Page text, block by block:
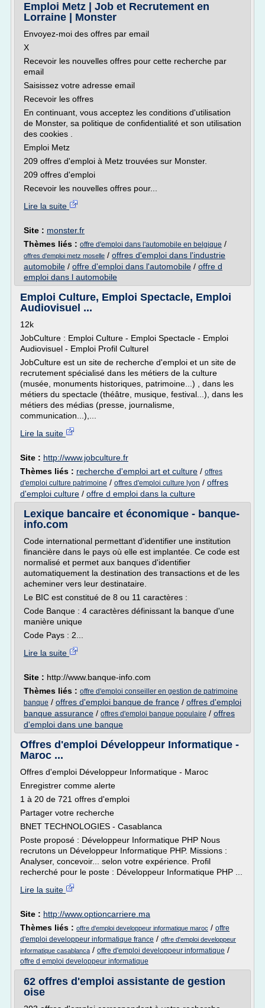
Emploi Metz | Job et Recrutement en
Lorraine | Monster
Envoyez-moi des offres par email
X
Recevoir les nouvelles offres pour cette recherche par
email
Saisissez votre adresse email
Recevoir les offres
En continuant, vous acceptez les conditions d'utilisation
de Monster, sa politique de confidentialité et son utilisation
des cookies .
Emploi Metz
209 offres d'emploi à Metz trouvées sur Monster.
209 offres d'emploi
Recevoir les nouvelles offres pour...
Lire la suite
Site : monster.fr
Thèmes liés : offre d'emploi dans l'automobile en belgique /
offres d'emploi metz moselle / offres d'emploi dans l'industrie
automobile / offre d'emploi dans l'automobile / offre d
emploi dans l automobile
Emploi Culture, Emploi Spectacle, Emploi
Audiovisuel ...
12k
JobCulture : Emploi Culture - Emploi Spectacle - Emploi
Audiovisuel - Emploi Profil Culturel
JobCulture est un site de recherche d'emploi et un site de
recrutement spécialisé dans les métiers de la culture
(musée, monuments historiques, patrimoine...) , dans les
métiers du spectacle (théâtre, musique, festival...), dans les
métiers des médias (presse, journalisme,
communication...),...
Lire la suite
Site : http://www.jobculture.fr
Thèmes liés : recherche d'emploi art et culture / offres
d'emploi culture patrimoine / offres d'emploi culture lyon / offres
d'emploi culture / offre d emploi dans la culture
Lexique bancaire et économique - banque-
info.com
Code international permettant d'identifier une institution
financière dans le pays où elle est implantée. Ce code est
normalisé et permet aux banques d'identifier
automatiquement la destination des transactions et de les
acheminer vers leur destinataire.
Le BIC est constitué de 8 ou 11 caractères :
Code Banque : 4 caractères définissant la banque d'une
manière unique
Code Pays : 2...
Lire la suite
Site : http://www.banque-info.com
Thèmes liés : offre d'emploi conseiller en gestion de patrimoine
banque / offres d'emploi banque de france / offres d'emploi
banque assurance / offres d'emploi banque populaire / offres
d'emploi dans une banque
Offres d'emploi Développeur Informatique -
Maroc ...
Offres d'emploi Développeur Informatique - Maroc
Enregistrer comme alerte
1 à 20 de 721 offres d'emploi
Partager votre recherche
BNET TECHNOLOGIES - Casablanca
Poste proposé : Développeur Informatique PHP Nous
recrutons un Développeur Informatique PHP. Missions :
Analyser, concevoir... selon votre expérience. Profil
recherché pour le poste : Développeur Informatique PHP ...
Lire la suite
Site : http://www.optioncarriere.ma
Thèmes liés : offre d'emploi developpeur informatique maroc / offre
d'emploi developpeur informatique france / offre d'emploi developpeur
informatique casablanca / offre d'emploi developpeur informatique /
offre d emploi developpeur informatique
62 offres d'emploi assistante de gestion
oise